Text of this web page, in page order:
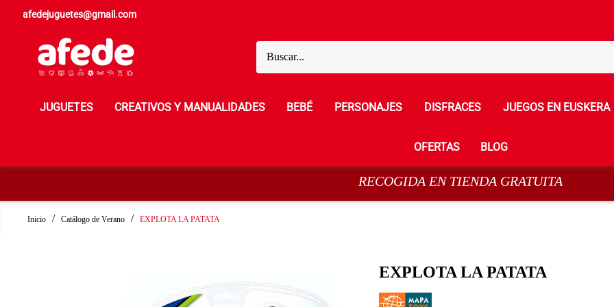
afedejuguetes@gmail.com
JUGUETES CREATIVOS Y MANUALIDADES BEBÉ PERSONAJES DISFRACES JUEGOS EN EUSKERA
OFERTAS BLOG
RECOGIDA EN TIENDA GRATUITA
Inicio Catálogo de Verano EXPLOTA LA PATATA
EXPLOTA LA PATATA